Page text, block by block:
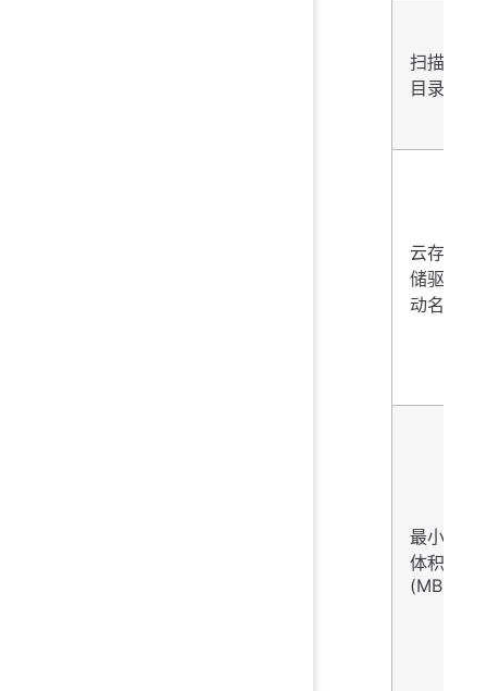
扫描
目录
云存
储驱
动名
最小
体积
(MB)